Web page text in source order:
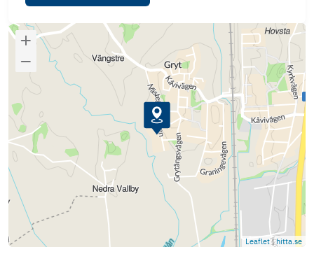
Leaflet | hitta.se